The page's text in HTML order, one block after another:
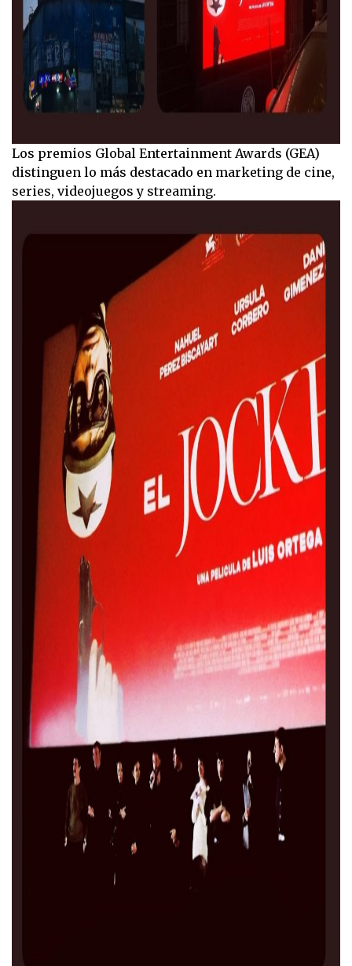
Los premios Global Entertainment Awards (GEA)
distinguen lo más destacado en marketing de cine,
series, videojuegos y streaming.